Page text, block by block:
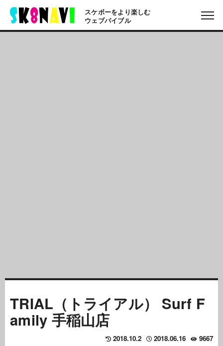
スケボーをより楽しむ
ウェブバイブル
TRIAL（トライアル） Surf F
amily 手稲山店
9667
2018.06.16
2018.10.2